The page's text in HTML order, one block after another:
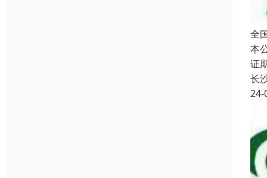
全
本
证
长
24-